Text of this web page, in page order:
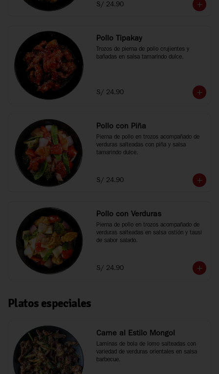
S/ 24.90
Pollo Tipakay
Trozos de pierna de pollo crujientes y
bañadas en salsa tamarindo dulce.
S/ 24.90
Pollo con Piña
Pierna de pollo en trozos acompañado de
verduras salteadas con piña y salsa
tamarindo dulce.
S/ 24.90
Pollo con Verduras
Pierna de pollo en trozos acompañado de
verduras salteadas en salsa ostión y tausi
de sabor salado.
S/ 24.90
Platos especiales
Carne al Estilo Mongol
Laminas de bola de lomo salteadas con
variedad de verduras orientales en salsa
barbecue.